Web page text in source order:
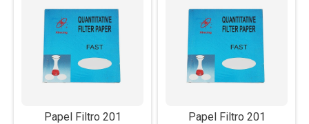
Papel Filtro 201
Papel Filtro 201